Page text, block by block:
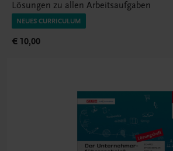
Lösungen zu allen Arbeitsaufgaben
NEUES CURRICULUM
€ 10,00